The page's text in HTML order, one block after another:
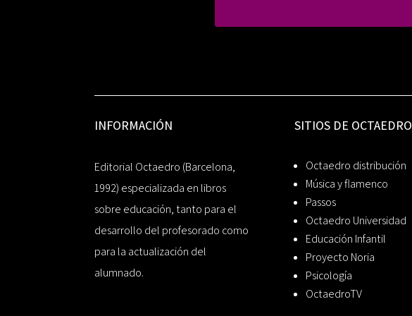
INFORMACIÓN
Editorial Octaedro (Barcelona,
1992) especializada en libros
sobre educación, tanto para el
desarrollo del profesorado como
para la actualización del
alumnado.
SITIOS DE OCTAEDRO
Octaedro distribución
Música y flamenco
Passos
Octaedro Universidad
Educación Infantil
Proyecto Noria
Psicología
OctaedroTV